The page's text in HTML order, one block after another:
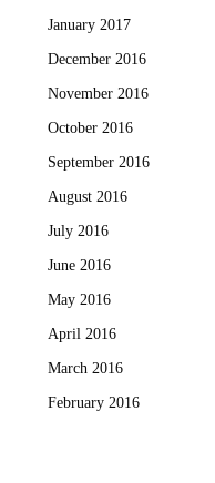
January 2017
December 2016
November 2016
October 2016
September 2016
August 2016
July 2016
June 2016
May 2016
April 2016
March 2016
February 2016